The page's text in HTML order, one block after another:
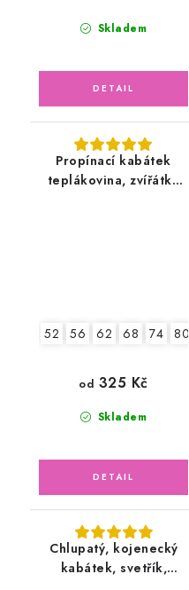
Skladem
Propínací kabátek
teplákovina, zvířátka
52 56 62 68 74 80
Skladem
od 325 Kč
Chlupatý, kojenecký
kabátek, svetřík,